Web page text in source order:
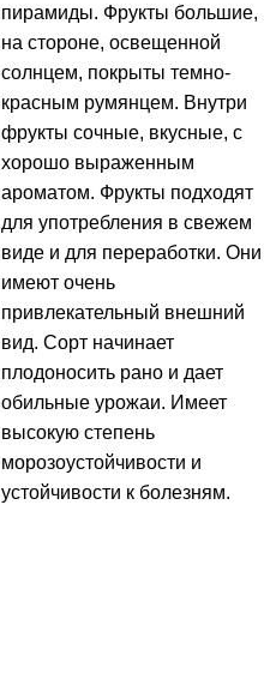
пирамиды. Фрукты большие,
на стороне, освещенной
солнцем, покрыты темно-
красным румянцем. Внутри
фрукты сочные, вкусные, с
хорошо выраженным
ароматом. Фрукты подходят
для употребления в свежем
виде и для переработки. Они
имеют очень
привлекательный внешний
вид. Сорт начинает
плодоносить рано и дает
обильные урожаи. Имеет
высокую степень
морозоустойчивости и
устойчивости к болезням.